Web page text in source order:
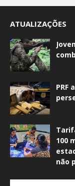
ATUALIZAÇÕES
PRF
100
não